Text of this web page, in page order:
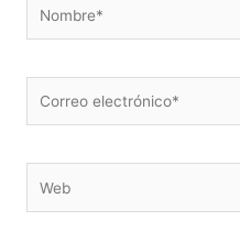
electrónico*